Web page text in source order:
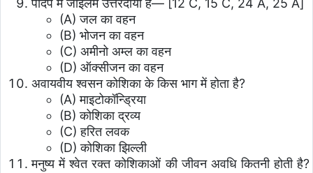
(A) जल का वहन
(B) भोजन का वहन
(C) अमीनो अम्ल का वहन
(D) ऑक्सीजन का वहन
अवायवीय श्वसन कोशिका के किस भाग में होता है?
(A) माइटोकॉन्ड्रिया
(B) कोशिका द्रव्य
(C) हरित लवक
(D) कोशिका झिल्ली
मनुष्य में श्वेत रक्त कोशिकाओं की जीवन अवधि कितनी होती है?